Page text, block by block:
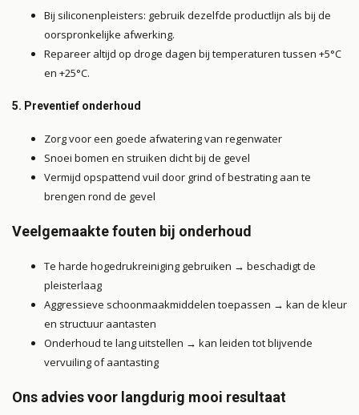
Bij siliconenpleisters: gebruik dezelfde productlijn als bij de
oorspronkelijke afwerking.
Repareer altijd op droge dagen bij temperaturen tussen +5°C
en +25°C.
5. Preventief onderhoud
Zorg voor een goede afwatering van regenwater
Snoei bomen en struiken dicht bij de gevel
Vermijd opspattend vuil door grind of bestrating aan te
brengen rond de gevel
Veelgemaakte fouten bij onderhoud
Te harde hogedrukreiniging gebruiken → beschadigt de
pleisterlaag
Aggressieve schoonmaakmiddelen toepassen → kan de kleur
en structuur aantasten
Onderhoud te lang uitstellen → kan leiden tot blijvende
vervuiling of aantasting
Ons advies voor langdurig mooi resultaat